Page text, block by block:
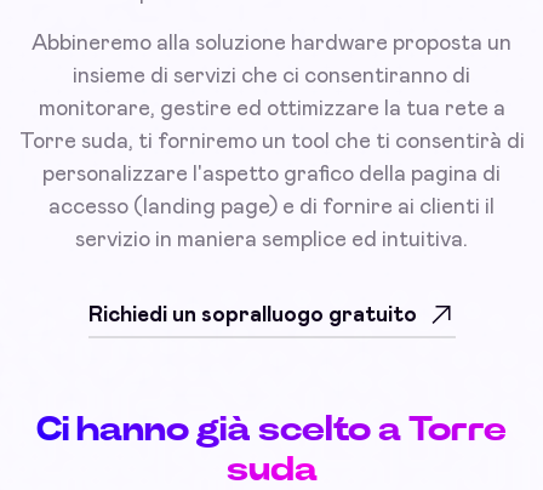
Abbineremo alla soluzione hardware proposta un
insieme di servizi che ci consentiranno di
monitorare, gestire ed ottimizzare la tua rete a
Torre suda, ti forniremo un tool che ti consentirà di
personalizzare l'aspetto grafico della pagina di
accesso (landing page) e di fornire ai clienti il
servizio in maniera semplice ed intuitiva.
Richiedi un sopralluogo gratuito
Ci hanno già scelto a Torre
suda